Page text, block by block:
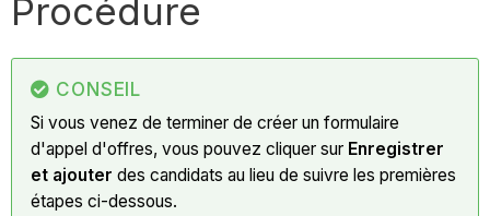
Procédure
CONSEIL
Si vous venez de terminer de créer un formulaire
d'appel d'offres, vous pouvez cliquer sur Enregistrer
et ajouter des candidats au lieu de suivre les premières
étapes ci-dessous.